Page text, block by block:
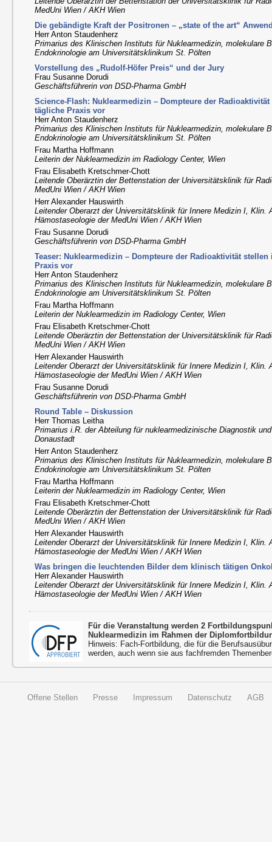
MedUni Wien / AKH Wien
Die gebändigte Kraft der Positronen – „state of the art“
Herr Anton Staudenherz
Primarius des Klinischen Instituts für Nuklearmedizin, molekulare
Endokrinologie am Universitätsklinikum St. Pölten
Vorstellung des „Rudolf-Höfer Preis“ und der Jury
Frau Susanne Dorudi
Geschäftsführerin von DSD-Pharma GmbH
Science-Flash: Nuklearmedizin – Dompteure der
tägliche Praxis vor
Herr Anton Staudenherz
Primarius des Klinischen Instituts für Nuklearmedizin, molekulare
Endokrinologie am Universitätsklinikum St. Pölten
Frau Martha Hoffmann
Leiterin der Nuklearmedizin im Radiology Center, Wien
Frau Elisabeth Kretschmer-Chott
Leitende Oberärztin der Bettenstation der Universitätsklinik für
MedUni Wien / AKH Wien
Herr Alexander Hauswirth
Leitender Oberarzt der Universitätsklinik für Innere Medizin I, Klin.
Hämostaseologie der MedUni Wien / AKH Wien
Frau Susanne Dorudi
Geschäftsführerin von DSD-Pharma GmbH
Teaser: Nuklearmedizin – Dompteure der Radioaktivität
Praxis vor
Herr Anton Staudenherz
Primarius des Klinischen Instituts für Nuklearmedizin, molekulare
Endokrinologie am Universitätsklinikum St. Pölten
Frau Martha Hoffmann
Leiterin der Nuklearmedizin im Radiology Center, Wien
Frau Elisabeth Kretschmer-Chott
Leitende Oberärztin der Bettenstation der Universitätsklinik für
MedUni Wien / AKH Wien
Herr Alexander Hauswirth
Leitender Oberarzt der Universitätsklinik für Innere Medizin I, Klin.
Hämostaseologie der MedUni Wien / AKH Wien
Frau Susanne Dorudi
Geschäftsführerin von DSD-Pharma GmbH
Round Table – Diskussion
Herr Thomas Leitha
Primarius i.R. der Abteilung für nuklearmedizinische Diagnostik
Donaustadt
Herr Anton Staudenherz
Primarius des Klinischen Instituts für Nuklearmedizin, molekulare
Endokrinologie am Universitätsklinikum St. Pölten
Frau Martha Hoffmann
Leiterin der Nuklearmedizin im Radiology Center, Wien
Frau Elisabeth Kretschmer-Chott
Leitende Oberärztin der Bettenstation der Universitätsklinik für
MedUni Wien / AKH Wien
Herr Alexander Hauswirth
Leitender Oberarzt der Universitätsklinik für Innere Medizin I, Klin.
Hämostaseologie der MedUni Wien / AKH Wien
Was bringen die leuchtenden Bilder dem klinisch tätigen
Herr Alexander Hauswirth
Leitender Oberarzt der Universitätsklinik für Innere Medizin I, Klin.
Hämostaseologie der MedUni Wien / AKH Wien
Für die Veranstaltung werden 2
Nuklearmedizin im Rahmen der
Hinweis: Fach-Fortbildung, die für die
werden, auch wenn sie aus fachfremden
Offene Stellen Presse Impressum Datenschutz AGB